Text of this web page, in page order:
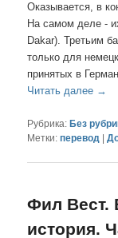
Оказывается, в
На самом деле -
Dakar). Третьим
только для
принятых в
Читать далее →
Рубрика: Без
Метки: перевод |
Фил Вест.
история.